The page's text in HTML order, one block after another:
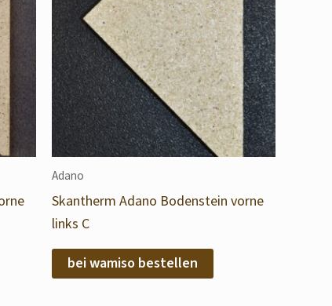
Adano
Skantherm Adano Bodenstein vorne
links C
bei wamiso bestellen